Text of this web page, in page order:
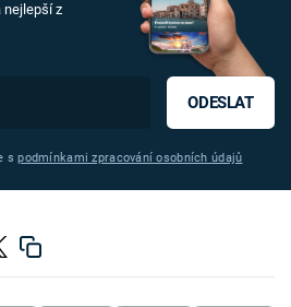
nejlepší z
ODESLAT
spodmínkami zpracování osobních údajů